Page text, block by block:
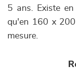
5 ans. Existe
qu'en 160 x 200
mesure.